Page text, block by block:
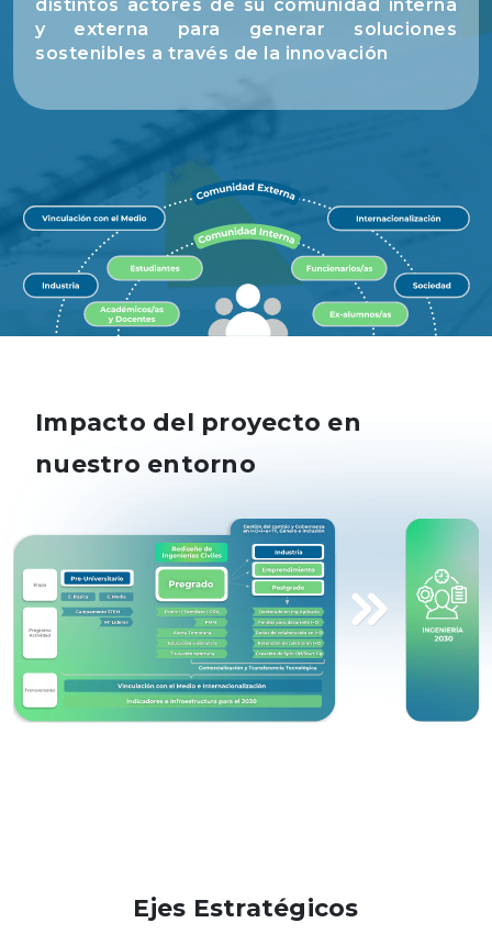
distintos actores de su comunidad interna
y externa para generar soluciones
sostenibles a través de la innovación
Impacto del proyecto en
nuestro entorno
Ejes Estratégicos